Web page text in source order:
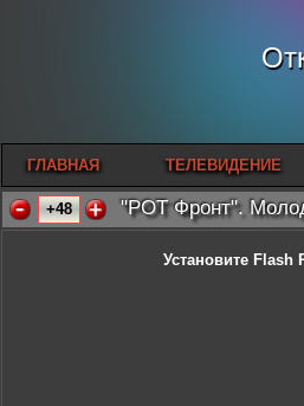
ГЛАВНАЯ ТЕЛЕВИДЕНИЕ
+48 "РОТ Фронт".
Установите Flash